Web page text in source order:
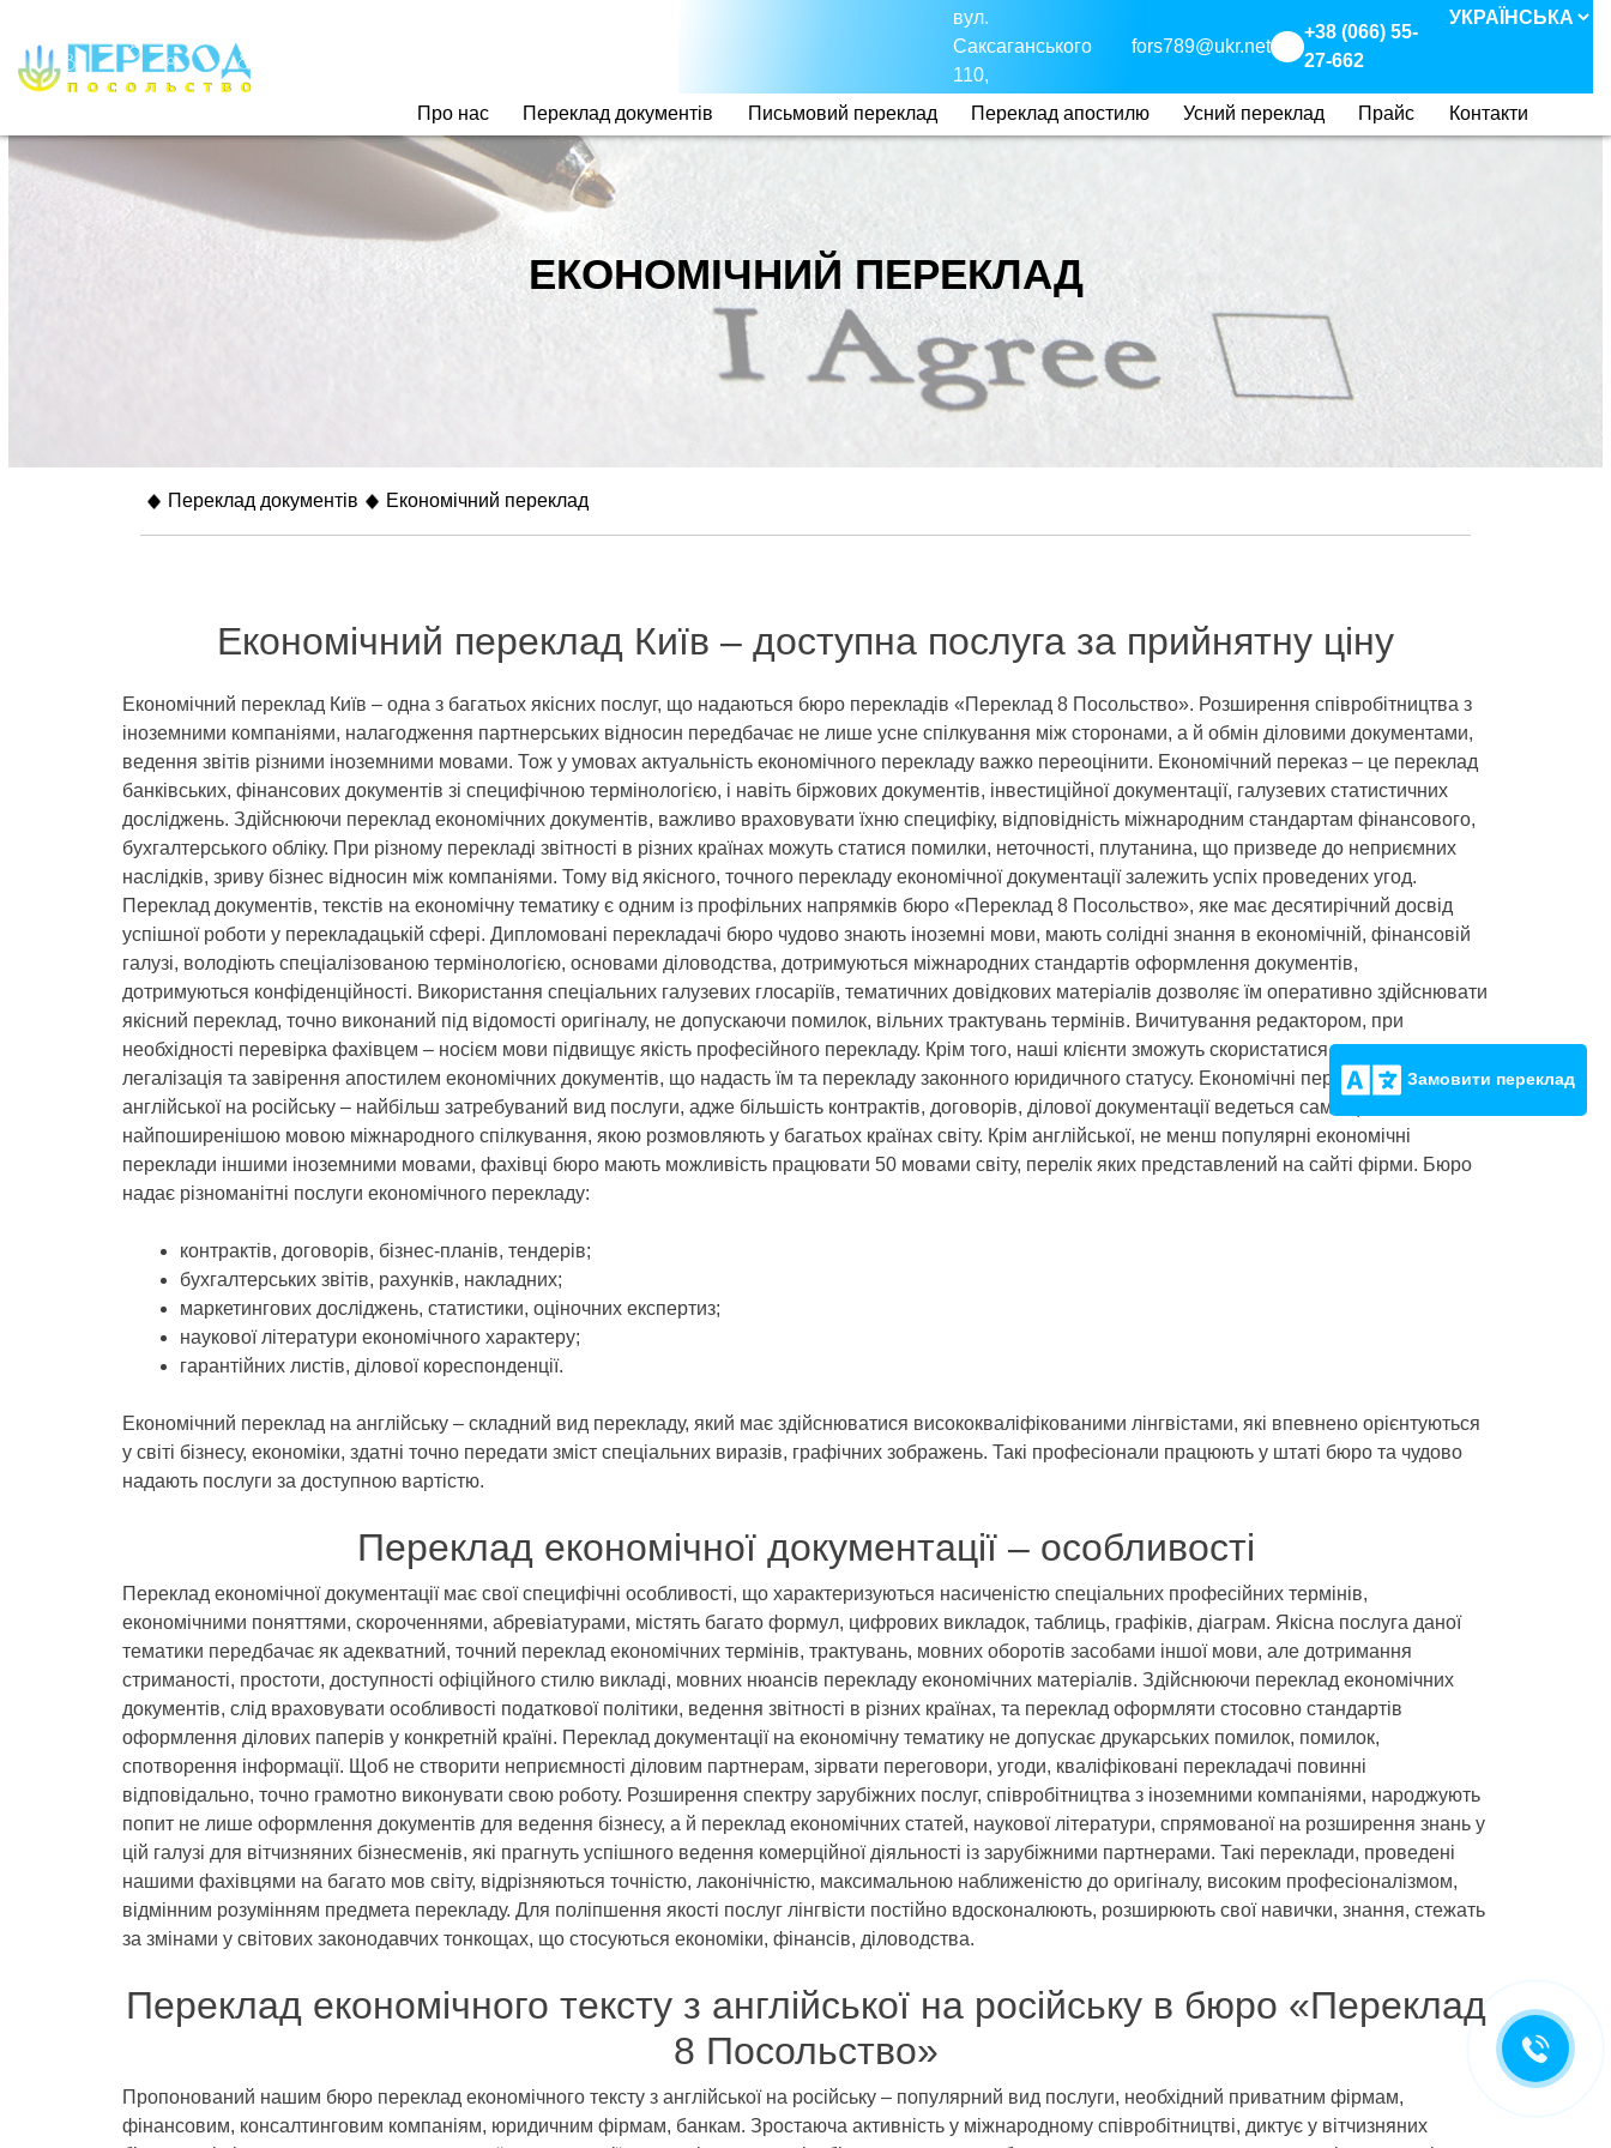
Замовити переклад
вул.
Саксаганського
110,
fors789@ukr.net
+38 (066) 55-
27-662
Про нас Переклад документів Письмовий переклад Переклад апостилю Усний переклад Прайс Контакти
ЕКОНОМІЧНИЙ ПЕРЕКЛАД
Переклад документів Економічний переклад
Економічний переклад Київ – доступна послуга за прийнятну ціну
Економічний переклад Київ – одна з багатьох якісних послуг, що надаються бюро перекладів «Переклад 8 Посольство». Розширення співробітництва з
іноземними компаніями, налагодження партнерських відносин передбачає не лише усне спілкування між сторонами, а й обмін діловими документами,
ведення звітів різними іноземними мовами. Тож у умовах актуальність економічного перекладу важко переоцінити. Економічний переказ – це переклад
банківських, фінансових документів зі специфічною термінологією, і навіть біржових документів, інвестиційної документації, галузевих статистичних
досліджень. Здійснюючи переклад економічних документів, важливо враховувати їхню специфіку, відповідність міжнародним стандартам фінансового,
бухгалтерського обліку. При різному перекладі звітності в різних країнах можуть статися помилки, неточності, плутанина, що призведе до неприємних
наслідків, зриву бізнес відносин між компаніями. Тому від якісного, точного перекладу економічної документації залежить успіх проведених угод.
Переклад документів, текстів на економічну тематику є одним із профільних напрямків бюро «Переклад 8 Посольство», яке має десятирічний досвід
успішної роботи у перекладацькій сфері. Дипломовані перекладачі бюро чудово знають іноземні мови, мають солідні знання в економічній, фінансовій
галузі, володіють спеціалізованою термінологією, основами діловодства, дотримуються міжнародних стандартів оформлення документів,
дотримуються конфіденційності. Використання спеціальних галузевих глосаріїв, тематичних довідкових матеріалів дозволяє їм оперативно здійснювати
якісний переклад, точно виконаний під відомості оригіналу, не допускаючи помилок, вільних трактувань термінів. Вичитування редактором, при
необхідності перевірка фахівцем – носієм мови підвищує якість професійного перекладу. Крім того, наші клієнти зможуть скористатися послугами
легалізація та завірення апостилем економічних документів, що надасть їм та перекладу законного юридичного статусу. Економічні переклади з
англійської на російську – найбільш затребуваний вид послуги, адже більшість контрактів, договорів, ділової документації ведеться саме цією
найпоширенішою мовою міжнародного спілкування, якою розмовляють у багатьох країнах світу. Крім англійської, не менш популярні економічні
переклади іншими іноземними мовами, фахівці бюро мають можливість працювати 50 мовами світу, перелік яких представлений на сайті фірми. Бюро
надає різноманітні послуги економічного перекладу:
контрактів, договорів, бізнес-планів, тендерів;
бухгалтерських звітів, рахунків, накладних;
маркетингових досліджень, статистики, оціночних експертиз;
наукової літератури економічного характеру;
гарантійних листів, ділової кореспонденції.
Економічний переклад на англійську – складний вид перекладу, який має здійснюватися висококваліфікованими лінгвістами, які впевнено орієнтуються
у світі бізнесу, економіки, здатні точно передати зміст спеціальних виразів, графічних зображень. Такі професіонали працюють у штаті бюро та чудово
надають послуги за доступною вартістю.
Переклад економічної документації – особливості
Переклад економічної документації має свої специфічні особливості, що характеризуються насиченістю спеціальних професійних термінів,
економічними поняттями, скороченнями, абревіатурами, містять багато формул, цифрових викладок, таблиць, графіків, діаграм. Якісна послуга даної
тематики передбачає як адекватний, точний переклад економічних термінів, трактувань, мовних оборотів засобами іншої мови, але дотримання
стриманості, простоти, доступності офіційного стилю викладі, мовних нюансів перекладу економічних матеріалів. Здійснюючи переклад економічних
документів, слід враховувати особливості податкової політики, ведення звітності в різних країнах, та переклад оформляти стосовно стандартів
оформлення ділових паперів у конкретній країні. Переклад документації на економічну тематику не допускає друкарських помилок, помилок,
спотворення інформації. Щоб не створити неприємності діловим партнерам, зірвати переговори, угоди, кваліфіковані перекладачі повинні
відповідально, точно грамотно виконувати свою роботу. Розширення спектру зарубіжних послуг, співробітництва з іноземними компаніями, народжують
попит не лише оформлення документів для ведення бізнесу, а й переклад економічних статей, наукової літератури, спрямованої на розширення знань у
цій галузі для вітчизняних бізнесменів, які прагнуть успішного ведення комерційної діяльності із зарубіжними партнерами. Такі переклади, проведені
нашими фахівцями на багато мов світу, відрізняються точністю, лаконічністю, максимальною наближеністю до оригіналу, високим професіоналізмом,
відмінним розумінням предмета перекладу. Для поліпшення якості послуг лінгвісти постійно вдосконалюють, розширюють свої навички, знання, стежать
за змінами у світових законодавчих тонкощах, що стосуються економіки, фінансів, діловодства.
Переклад економічного тексту з англійської на російську в бюро «Переклад
8 Посольство»
Пропонований нашим бюро переклад економічного тексту з англійської на російську – популярний вид послуги, необхідний приватним фірмам,
фінансовим, консалтинговим компаніям, юридичним фірмам, банкам. Зростаюча активність у міжнародному співробітництві, диктує у вітчизняних